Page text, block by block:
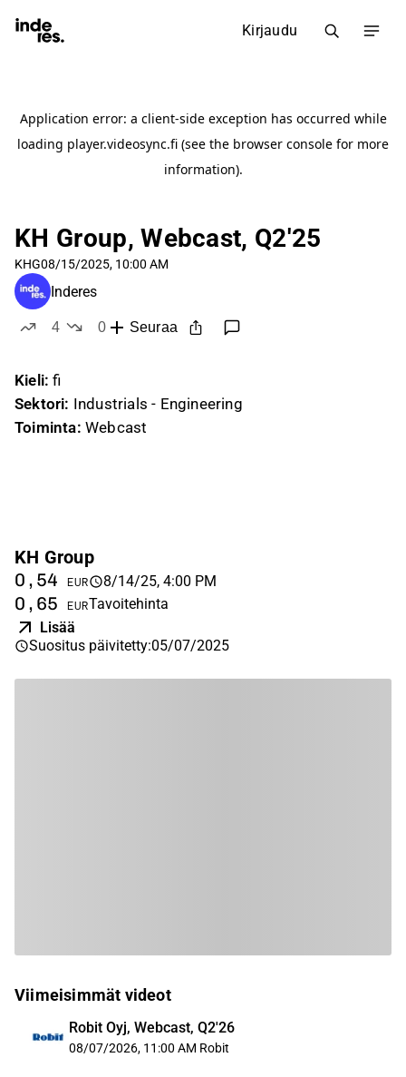
Kirjaudu
KH Group, Webcast, Q2'25
KHG08/15/2025, 10:00 AM
Inderes
4
0
Seuraa
Kieli: fi
Sektori: Industrials - Engineering
Toiminta: Webcast
KH Group
0,54 EUR 8/14/25, 4:00 PM
0,65 EURTavoitehinta
Lisää
Suositus päivitetty:05/07/2025
Viimeisimmät videot
Robit Oyj, Webcast, Q2'26
08/07/2026, 11:00 AM Robit